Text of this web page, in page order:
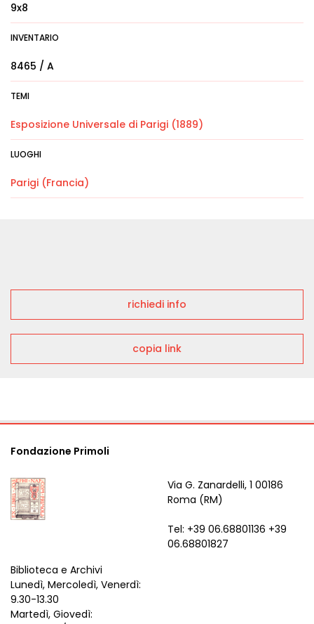
9x8
INVENTARIO
8465 / A
TEMI
Esposizione Universale di Parigi (1889)
LUOGHI
Parigi (Francia)
richiedi info
copia link
Fondazione Primoli
Via G. Zanardelli, 1 00186
Roma (RM)
Tel: +39 06.68801136 +39
06.68801827
Biblioteca e Archivi
Lunedì, Mercoledì, Venerdì:
9.30-13.30
Martedì, Giovedì: